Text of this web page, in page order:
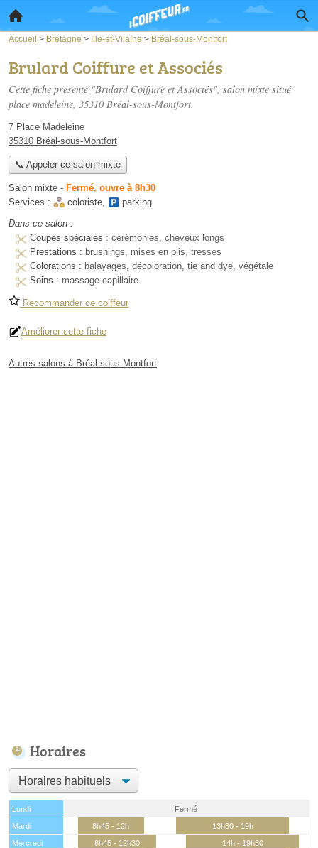
Accueil > Bretagne > Ille-et-Vilaine > Bréal-sous-Montfort
Brulard Coiffure et Associés
Cette fiche présente "Brulard Coiffure et Associés", salon mixte situé
place madeleine, 35310 Bréal-sous-Montfort.
7 Place Madeleine
35310 Bréal-sous-Montfort
📞 Appeler ce salon mixte
Salon mixte - Fermé, ouvre à 8h30
Services :
coloriste,
parking
Dans ce salon :
Coupes spéciales : cérémonies, cheveux longs
Prestations : brushings, mises en plis, tresses
Colorations : balayages, décoloration, tie and dye, végétale
Soins : massage capillaire
Recommander ce coiffeur
Améliorer cette fiche
Autres salons à Bréal-sous-Montfort
Horaires
Lundi
Fermé
Mardi
8h45 - 12h
13h30 - 19h
Mercredi
8h45 - 12h30
14h - 19h30